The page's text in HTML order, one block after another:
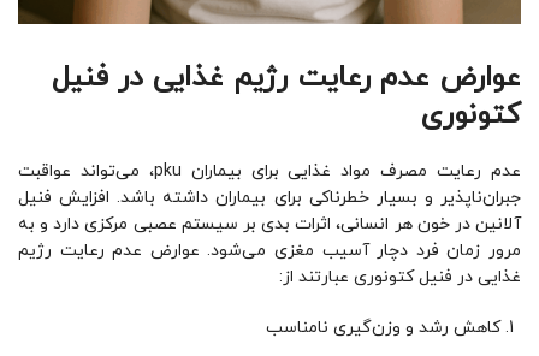
عوارض عدم رعایت رژیم غذایی در فنیل
کتونوری
عدم رعایت مصرف مواد غذایی برای بیماران pku، می‌تواند عواقبت
جبران‌ناپذیر و بسیار خطرناکی برای بیماران داشته باشد. افزایش فنیل
آلانین در خون هر انسانی، اثرات بدی بر سیستم عصبی مرکزی دارد و به
مرور زمان فرد دچار آسیب مغزی می‌شود. عوارض عدم رعایت رژیم
غذایی در فنیل کتونوری عبارتند از:
کاهش رشد و وزن‌گیری نامناسب